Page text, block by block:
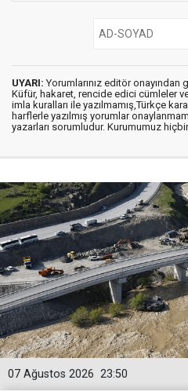
UYARI: Yorumlarınız editör onayından
Küfür, hakaret, rencide edici cümleler
imla kuralları ile yazılmamış,Türkçe
harflerle yazılmış yorumlar
yazarları sorumludur. Kurumumuz
23:50
07 Ağustos 2026